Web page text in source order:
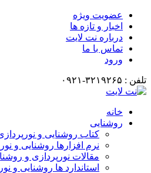
عضویت ویژه
اخبار و تازه ها
درباره نت لایت
تماس با ما
ورود
تلفن : ۳۲۱۹۲۶۵-۰۹۲۱
خانه
روشنایی
کتاب روشنایی و
نرم افزارها روشنایی و
مقالات نورپردازی و
استاندارد ها روشنایی و